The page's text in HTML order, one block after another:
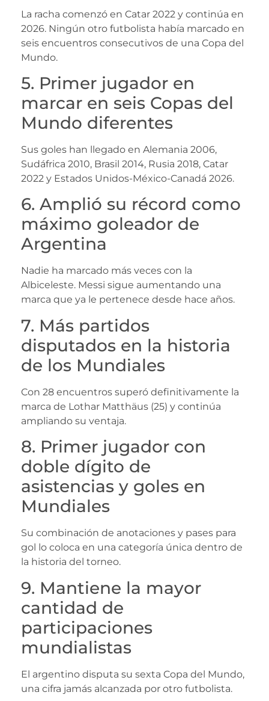
La racha comenzó en Catar 2022 y continúa en
2026. Ningún otro futbolista había marcado en
seis encuentros consecutivos de una Copa del
Mundo.
5. Primer jugador en
marcar en seis Copas del
Mundo diferentes
Sus goles han llegado en Alemania 2006,
Sudáfrica 2010, Brasil 2014, Rusia 2018, Catar
2022 y Estados Unidos-México-Canadá 2026.
6. Amplió su récord como
máximo goleador de
Argentina
Nadie ha marcado más veces con la
Albiceleste. Messi sigue aumentando una
marca que ya le pertenece desde hace años.
7. Más partidos
disputados en la historia
de los Mundiales
Con 28 encuentros superó definitivamente la
marca de Lothar Matthäus (25) y continúa
ampliando su ventaja.
8. Primer jugador con
doble dígito de
asistencias y goles en
Mundiales
Su combinación de anotaciones y pases para
gol lo coloca en una categoría única dentro de
la historia del torneo.
9. Mantiene la mayor
cantidad de
participaciones
mundialistas
El argentino disputa su sexta Copa del Mundo,
una cifra jamás alcanzada por otro futbolista.